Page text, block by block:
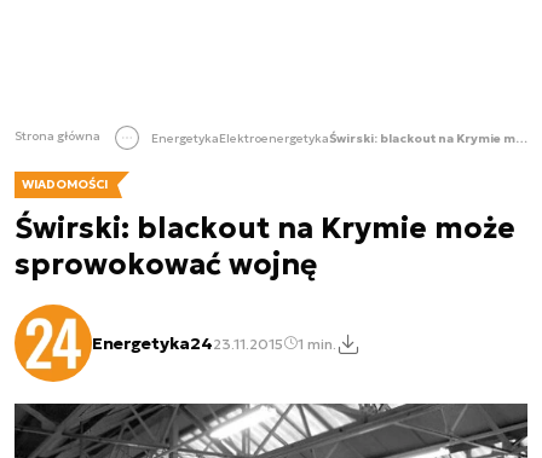
Strona główna EnergetykaElektroenergetyka Świrski: blackout na Krymie może sprowokować wojnę
WIADOMOŚCI
Świrski: blackout na Krymie może
sprowokować wojnę
Energetyka2423.11.2015 1 min.